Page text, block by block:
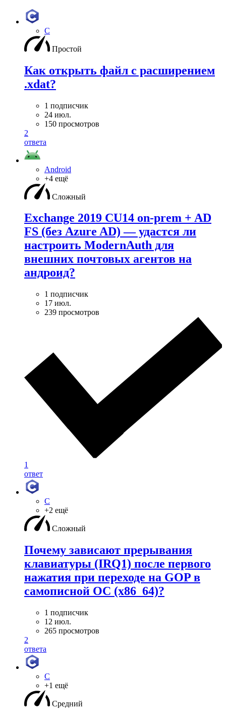
C
Простой
Как открыть файл с расширением
.xdat?
1 подписчик
24 июл.
150 просмотров
2
ответа
Android
+4 ещё
Сложный
Exchange 2019 CU14 on-prem + AD
FS (без Azure AD) — удаcтся ли
настроить ModernAuth для
внешних почтовых агентов на
андроид?
1 подписчик
17 июл.
239 просмотров
1
ответ
C
+2 ещё
Сложный
Почему зависают прерывания
клавиатуры (IRQ1) после первого
нажатия при переходе на GOP в
самописной ОС (x86_64)?
1 подписчик
12 июл.
265 просмотров
2
ответа
C
+1 ещё
Средний